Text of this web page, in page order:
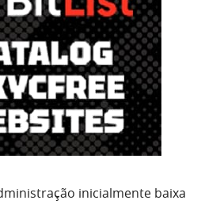
inicialmente baixa